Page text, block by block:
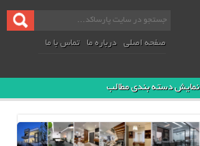
صفحه اصلی درباره ما تماس با ما
نمایش دسته بندی مطالب